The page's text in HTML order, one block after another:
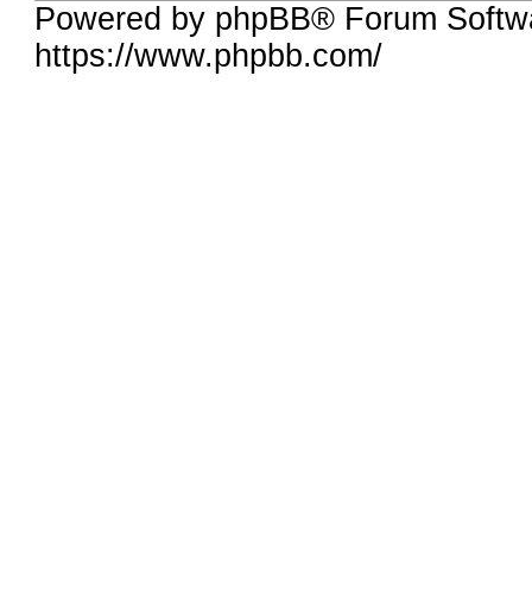
Powered by phpBB® Forum
https://www.phpbb.com/